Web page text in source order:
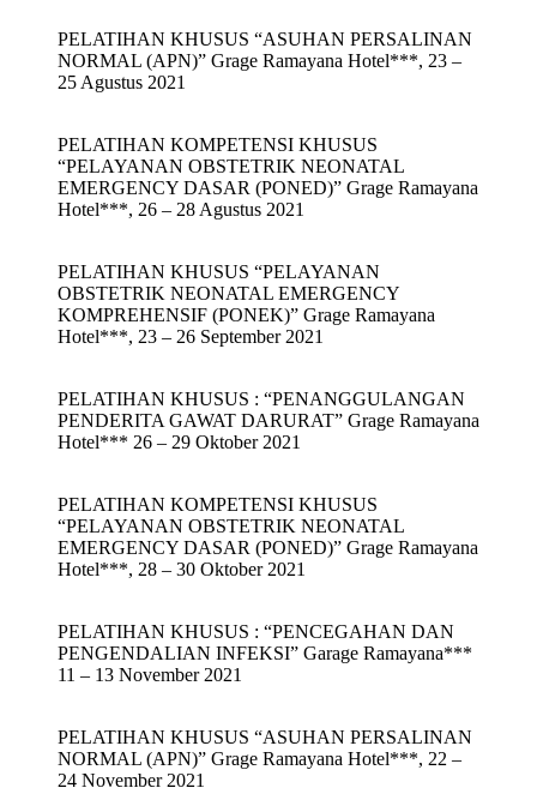
PELATIHAN KHUSUS “ASUHAN PERSALINAN
NORMAL (APN)” Grage Ramayana Hotel***, 23 –
25 Agustus 2021
PELATIHAN KOMPETENSI KHUSUS
“PELAYANAN OBSTETRIK NEONATAL
EMERGENCY DASAR (PONED)” Grage Ramayana
Hotel***, 26 – 28 Agustus 2021
PELATIHAN KHUSUS “PELAYANAN
OBSTETRIK NEONATAL EMERGENCY
KOMPREHENSIF (PONEK)” Grage Ramayana
Hotel***, 23 – 26 September 2021
PELATIHAN KHUSUS : “PENANGGULANGAN
PENDERITA GAWAT DARURAT” Grage Ramayana
Hotel*** 26 – 29 Oktober 2021
PELATIHAN KOMPETENSI KHUSUS
“PELAYANAN OBSTETRIK NEONATAL
EMERGENCY DASAR (PONED)” Grage Ramayana
Hotel***, 28 – 30 Oktober 2021
PELATIHAN KHUSUS : “PENCEGAHAN DAN
PENGENDALIAN INFEKSI” Garage Ramayana***
11 – 13 November 2021
PELATIHAN KHUSUS “ASUHAN PERSALINAN
NORMAL (APN)” Grage Ramayana Hotel***, 22 –
24 November 2021